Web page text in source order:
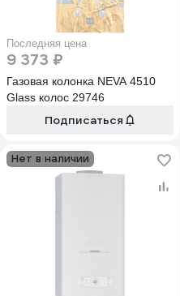
Последняя цена
9 373 ₽
Газовая колонка NEVA 4510
Glass колос 29746
Подписаться
Нет в наличии